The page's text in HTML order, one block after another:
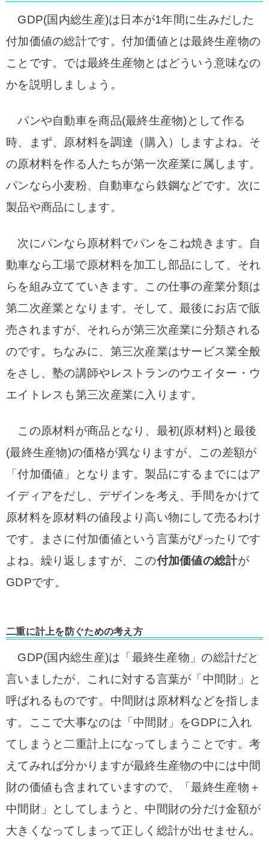
GDP(国内総生産)は日本が1年間に生みだした
付加価値の総計です。付加価値とは最終生産物の
ことです。 では最終生産物とはどういう意味なの
かを説明しましょう。
パンや自動車を商品(最終生産物)として作る
時、まず、原材料を調達（購入）しますよね。 そ
の原材料を作る人たちが第一次産業に属します。
パンなら小麦粉、自動車なら鉄鋼などです。次に
製品や商品にします。
次にパンなら原材料でパンをこね焼きます。自
動車なら工場で原材料を加工し部品にして、それ
らを組み立てていきます。この仕事の産業分類は
第二次産業となります。そして、最後にお店で販
売されますが、それらが第三次産業に分類される
のです。ちなみに、第三次産業はサービス業全般
をさし、塾の講師やレストランのウエイター・ウ
エイトレスも第三次産業に入ります。
この原材料が商品となり、最初(原材料)と最後
(最終生産物)の価格が異なりますが、この差額が
「付加価値」となります。製品にするまでにはア
イディアをだし、デザインを考え、手間をかけて
原材料を原材料の値段より高い物にして売るわけ
です。
まさに付加価値という言葉がぴったりです
よね。 繰り返しますが、この付加価値の総計が
GDPです。
二重に計上を防ぐための考え方
GDP(国内総生産)は「最終生産物」の総計だと
言いましたが、これに対する言葉が「中間財」と
呼ばれるものです。中間財は原材料などを指しま
す。ここで大事なのは「中間財」をGDPに入れ
てしまうと二重計上になってしまうことです。考
えてみれば分かりますが最終生産物の中には中間
財の価値も含まれていますので、「最終生産物＋
中間財」としてしまうと、中間財の分だけ金額が
大きくなってしまって正しく総計が出せません。